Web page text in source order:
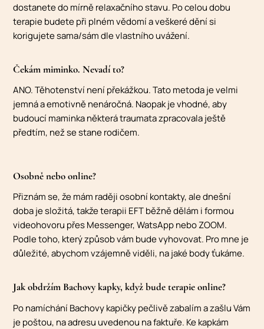
dostanete do mírně relaxačního stavu. Po celou dobu
terapie budete při plném vědomí a veškeré dění si
korigujete sama/sám dle vlastního uvážení.
Čekám miminko. Nevadí to?
ANO. Těhotenství není překážkou. Tato metoda je velmi
jemná a emotivně nenáročná. Naopak je vhodné, aby
budoucí maminka některá traumata zpracovala ještě
předtím, než se stane rodičem.
Osobně nebo online?
Přiznám se, že mám raději osobní kontakty, ale dnešní
doba je složitá, takže terapii EFT běžně dělám i formou
videohovoru přes Messenger, WatsApp nebo ZOOM.
Podle toho, který způsob vám bude vyhovovat. Pro mne je
důležité, abychom vzájemně viděli, na jaké body ťukáme.
Jak obdržím Bachovy kapky, když bude terapie online?
Po namíchání Bachovy kapičky pečlivě zabalím a zašlu Vám
je poštou, na adresu uvedenou na faktuře. Ke kapkám